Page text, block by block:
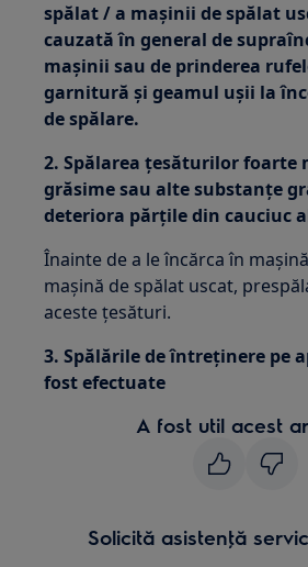
spălat / a mașinii de spălat
cauzată în general de
mașinii sau de prinderea
garnitură și geamul ușii la
de spălare.
2. Spălarea țesăturilor foarte
grăsime sau alte substanțe
deteriora părțile din cauciuc
Înainte de a le încărca în
mașină de spălat uscat,
aceste țesături.
3. Spălările de întreținere pe
fost efectuate
A fost util acest
Solicită asistenţă